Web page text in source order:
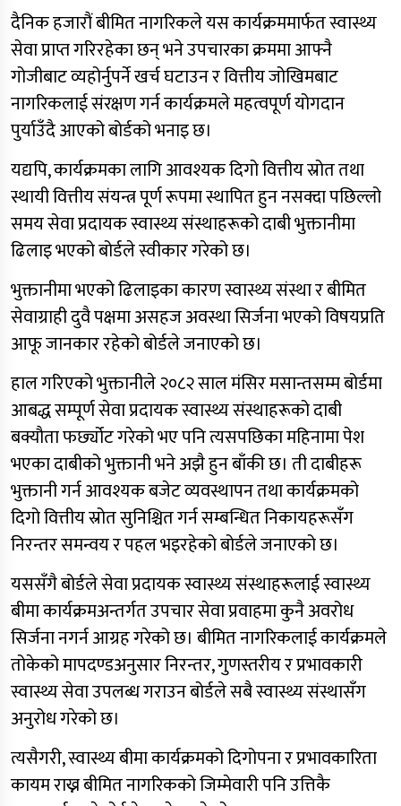
दैनिक हजारौं बीमित नागरिकले यस कार्यक्रममार्फत स्वास्थ्य
सेवा प्राप्त गरिरहेका छन् भने उपचारका क्रममा आफ्नै
गोजीबाट व्यहोर्नुपर्ने खर्च घटाउन र वित्तीय जोखिमबाट
नागरिकलाई संरक्षण गर्न कार्यक्रमले महत्वपूर्ण योगदान
पुर्याउँदै आएको बोर्डको भनाइ छ।
यद्यपि, कार्यक्रमका लागि आवश्यक दिगो वित्तीय स्रोत तथा
स्थायी वित्तीय संयन्त्र पूर्ण रूपमा स्थापित हुन नसक्दा पछिल्लो
समय सेवा प्रदायक स्वास्थ्य संस्थाहरूको दाबी भुक्तानीमा
ढिलाइ भएको बोर्डले स्वीकार गरेको छ।
भुक्तानीमा भएको ढिलाइका कारण स्वास्थ्य संस्था र बीमित
सेवाग्राही दुवै पक्षमा असहज अवस्था सिर्जना भएको विषयप्रति
आफू जानकार रहेको बोर्डले जनाएको छ।
हाल गरिएको भुक्तानीले २०८२ साल मंसिर मसान्तसम्म बोर्डमा
आबद्ध सम्पूर्ण सेवा प्रदायक स्वास्थ्य संस्थाहरूको दाबी
बक्यौता फर्छ्योट गरेको भए पनि त्यसपछिका महिनामा पेश
भएका दाबीको भुक्तानी भने अझै हुन बाँकी छ। ती दाबीहरू
भुक्तानी गर्न आवश्यक बजेट व्यवस्थापन तथा कार्यक्रमको
दिगो वित्तीय स्रोत सुनिश्चित गर्न सम्बन्धित निकायहरूसँग
निरन्तर समन्वय र पहल भइरहेको बोर्डले जनाएको छ।
यससँगै बोर्डले सेवा प्रदायक स्वास्थ्य संस्थाहरूलाई स्वास्थ्य
बीमा कार्यक्रमअन्तर्गत उपचार सेवा प्रवाहमा कुनै अवरोध
सिर्जना नगर्न आग्रह गरेको छ। बीमित नागरिकलाई कार्यक्रमले
तोकेको मापदण्डअनुसार निरन्तर, गुणस्तरीय र प्रभावकारी
स्वास्थ्य सेवा उपलब्ध गराउन बोर्डले सबै स्वास्थ्य संस्थासँग
अनुरोध गरेको छ।
त्यसैगरी, स्वास्थ्य बीमा कार्यक्रमको दिगोपना र प्रभावकारिता
कायम राख्न बीमित नागरिकको जिम्मेवारी पनि उत्तिकै